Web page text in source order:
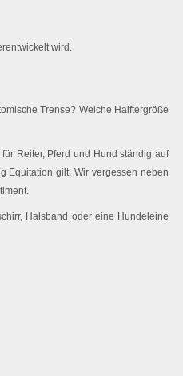
wird.
Trense? Welche Halftergröße
Reiter, Pferd und Hund ständig auf
Equitation gilt. Wir vergessen neben
Halsband oder eine Hundeleine